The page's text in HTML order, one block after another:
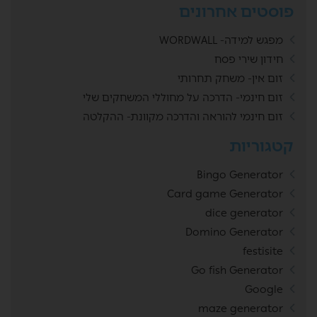
פוסטים אחרונים
מפגש למידה- WORDWALL
חידון שירי פסח
זום אין- משחק תחרותי
זום חינמי- הדרכה על מחוללי המשחקים שלי
זום חינמי להוראה והדרכה מקוונת- ההקלטה
קטגוריות
Bingo Generator
Card game Generator
dice generator
Domino Generator
festisite
Go fish Generator
Google
maze generator